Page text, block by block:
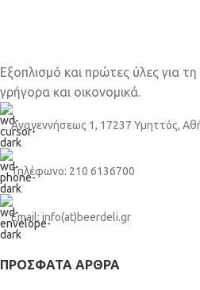
Εξοπλισμό και πρώτες ύλες για
γρήγορα και οικονομικά.
Αναγεννήσεως 1, 17237 Υμηττός,
Τηλέφωνο: 210 6136700
Email: info(at)beerdeli.gr
ΠΡΌΣΦΑΤΑ ΆΡΘΡΑ